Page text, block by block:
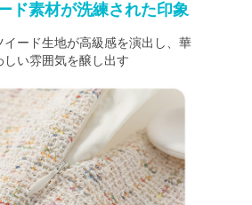
ド素材が洗練された印象
ード生地が高級感を演出し、華
い雰囲気を醸し出す